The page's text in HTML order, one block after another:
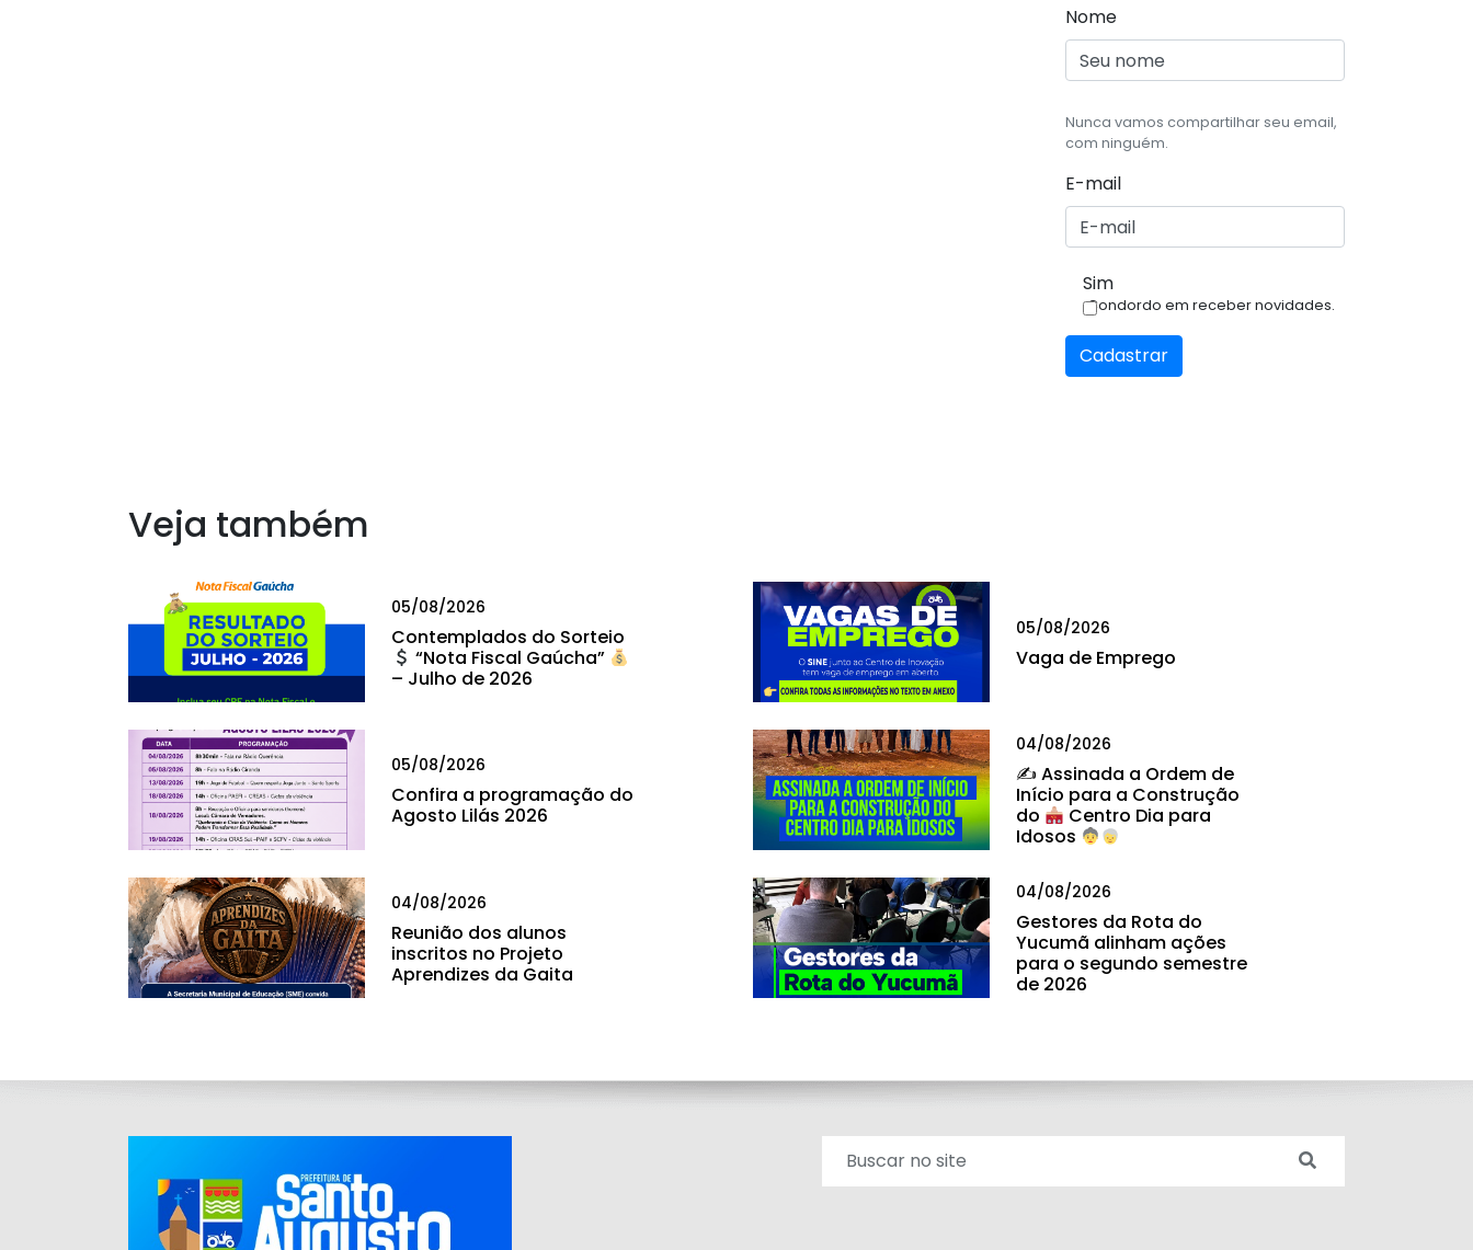
Nome
Nunca vamos compartilhar seu email,
com ninguém.
E-mail
Sim
Condordo em receber novidades.
Cadastrar
Veja também
05/08/2026
Contemplados do Sorteio
“Nota Fiscal Gaúcha”
– Julho de 2026
05/08/2026
Vaga de Emprego
05/08/2026
Confira a programação do
Agosto Lilás 2026
04/08/2026
✍ Assinada a Ordem de
Início para a Construção
do
Centro Dia para
Idosos
04/08/2026
Reunião dos alunos
inscritos no Projeto
Aprendizes da Gaita
04/08/2026
Gestores da Rota do
Yucumã alinham ações
para o segundo semestre
de 2026